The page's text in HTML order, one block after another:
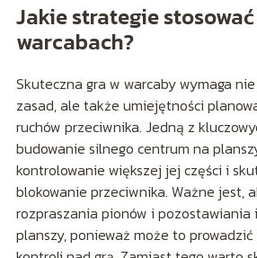
Jakie strategie
warcabach?
Skuteczna gra w warcaby wymaga
zasad, ale także umiejętności
ruchów przeciwnika. Jedną z
budowanie silnego centrum na
kontrolowanie większej jej części i
blokowanie przeciwnika. Ważne jest,
rozpraszania pionów i pozostawiania
planszy, ponieważ może to